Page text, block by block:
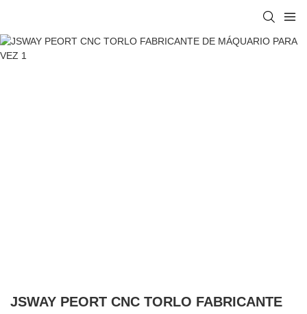
JSWAY PEORT CNC TORLO FABRICANTE